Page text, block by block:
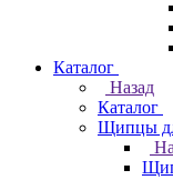
Каталог
Назад
Каталог
Щипцы